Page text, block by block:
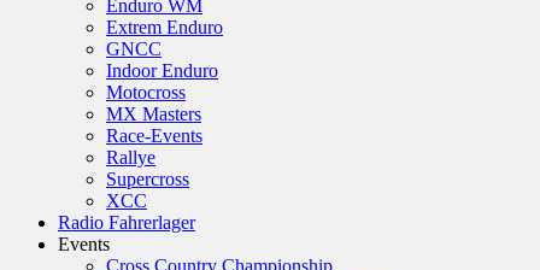
Enduro WM
Extrem Enduro
GNCC
Indoor Enduro
Motocross
MX Masters
Race-Events
Rallye
Supercross
XCC
Radio Fahrerlager
Events
Cross Country Championship